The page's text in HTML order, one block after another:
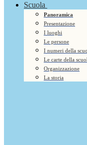
Scuola
Panoramica
Presentazione
I luoghi
Le persone
I numeri della
Le carte della
Organizzazione
La storia